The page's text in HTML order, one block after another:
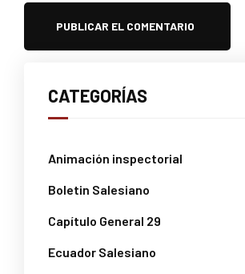
CATEGORÍAS
Animación inspectorial
Boletin Salesiano
Capítulo General 29
Ecuador Salesiano